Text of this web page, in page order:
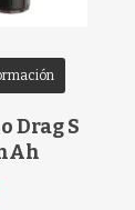
Drag S